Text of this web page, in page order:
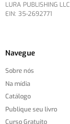
LURA PUBLISHING LLC
EIN: 35-2692771
Navegue
Sobre nós
Na mídia
Catálogo
Publique seu livro
Curso Gratuito